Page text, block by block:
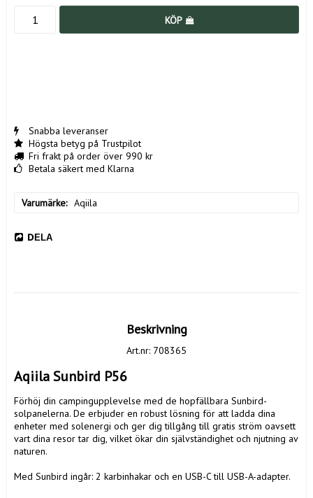
KÖP
Snabba leveranser
Högsta betyg på Trustpilot
Fri frakt på order över 990 kr
Betala säkert med Klarna
Varumärke Aqiila
DELA
Beskrivning
Art.nr: 708365
Aqiila Sunbird P56
Förhöj din campingupplevelse med de hopfällbara Sunbird-
solpanelerna. De erbjuder en robust lösning för att ladda dina
enheter med solenergi och ger dig tillgång till gratis ström oavsett
vart dina resor tar dig, vilket ökar din självständighet och njutning av
naturen.
Med Sunbird ingår: 2 karbinhakar och en USB-C till USB-A-adapter.